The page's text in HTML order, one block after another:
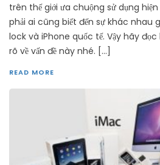
trên thế giới ưa chuộng sử dụng
phải ai cũng biết đến sự khác nhau
lock và iPhone quốc tế. Vậy hãy
rõ về vấn đề này nhé. […]
READ MORE